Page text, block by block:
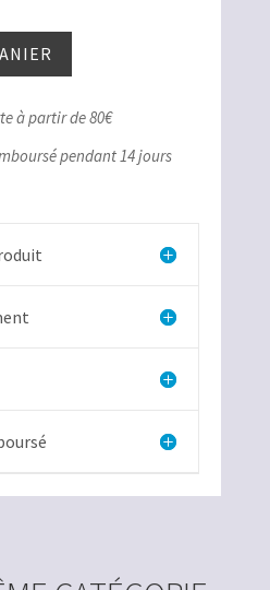
à partir de 80€
pendant 14 jours